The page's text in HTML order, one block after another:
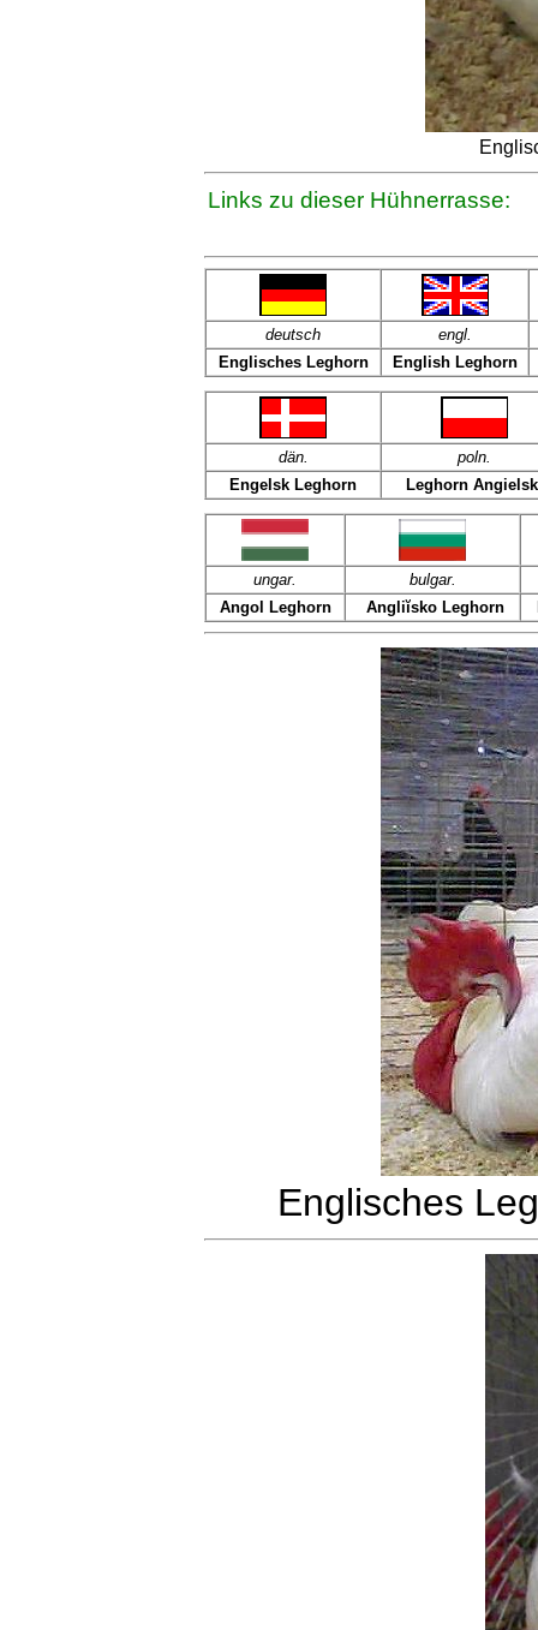
Links zu dieser Hühnerrasse:
deutsch
engl.
Englisches Leghorn
English Leghorn
dän. poln.
Engelsk Leghorn
Leghorn
ungar.
bulgar.
Angol Leghorn
Angliĭsko Leghorn
Englisches